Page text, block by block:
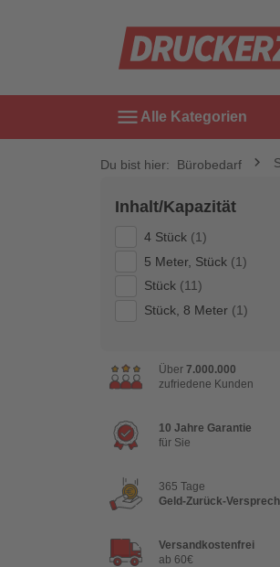
menu Alle Kategorien
Du bist hier: Bürobedarf
Inhalt/Kapazität
4 Stück (1)
5 Meter, Stück (1)
Stück (11)
Stück, 8 Meter (1)
Über 7.000.000
zufriedene Kunden
10 Jahre Garantie
für Sie
365 Tage
Geld-Zurück-
Versandkostenfrei
ab 60€